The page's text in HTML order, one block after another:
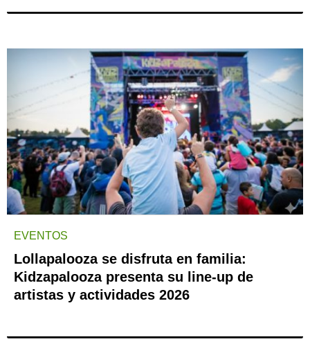
EVENTOS
Lollapalooza se disfruta en familia:
Kidzapalooza presenta su line-up de
artistas y actividades 2026